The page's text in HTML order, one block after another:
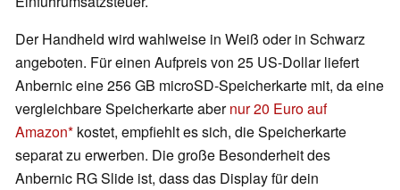
Der Handheld wird wahlweise in Weiß oder in Schwarz
angeboten. Für einen Aufpreis von 25 US-Dollar liefert
Anbernic eine 256 GB microSD-Speicherkarte mit, da eine
vergleichbare Speicherkarte abernur 20 Euro auf
Amazon kostet, empfiehlt es sich, die Speicherkarte
separat zu erwerben. Die große Besonderheit des
Anbernic RG Slide ist, dass das Display für dein